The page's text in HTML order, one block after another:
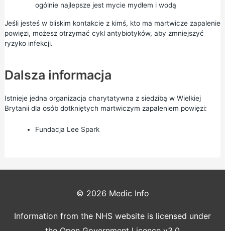
ogólnie najlepsze jest mycie mydłem i wodą
Jeśli jesteś w bliskim kontakcie z kimś, kto ma martwicze zapalenie
powięzi, możesz otrzymać cykl antybiotyków, aby zmniejszyć
ryzyko infekcji.
Dalsza informacja
Istnieje jedna organizacja charytatywna z siedzibą w Wielkiej
Brytanii dla osób dotkniętych martwiczym zapaleniem powięzi:
Fundacja Lee Spark
© 2026 Medic Info
Information from the NHS website is licensed under